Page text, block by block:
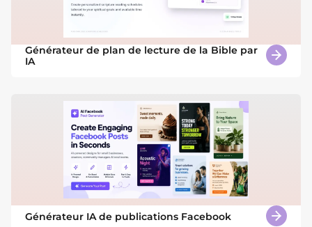
Générateur de plan de lecture de la Bible par
IA
Générateur IA de publications Facebook